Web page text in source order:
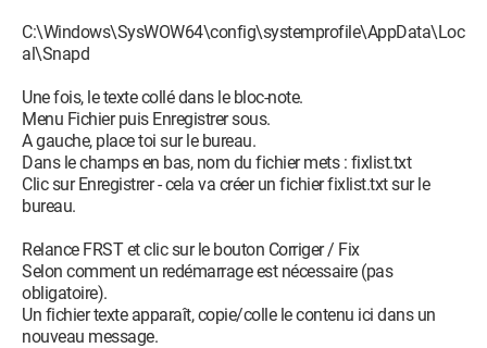
C:\Windows\SysWOW64\config\systemprofile\AppData\Loc
al\Snapd
Une fois, le texte collé dans le bloc-note.
Menu Fichier puis Enregistrer sous.
A gauche, place toi sur le bureau.
Dans le champs en bas, nom du fichier mets : fixlist.txt
Clic sur Enregistrer - cela va créer un fichier fixlist.txt sur le
bureau.
Relance FRST et clic sur le bouton Corriger / Fix
Selon comment un redémarrage est nécessaire (pas
obligatoire).
Un fichier texte apparaît, copie/colle le contenu ici dans un
nouveau message.